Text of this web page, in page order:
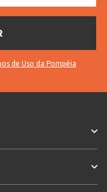
de Uso da Pompéia